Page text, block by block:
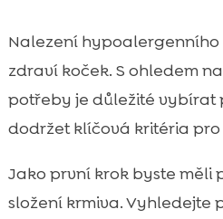
Nalezení
zdraví koček. S ohledem
potřeby je důležité vybírat
dodržet klíčová kritéria
Jako první krok byste měli
složení krmiva. Vyhledejte